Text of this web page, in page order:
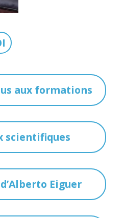
aux formations
scientifiques
Eiguer